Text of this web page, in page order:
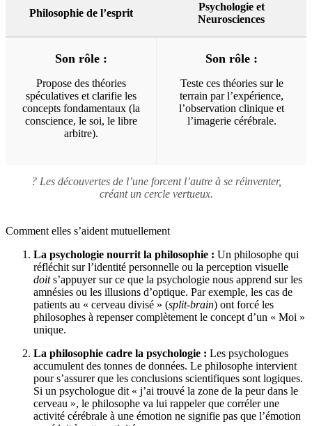
Philosophie de l’esprit
Psychologie et
Neurosciences
Son rôle :
Propose des théories
spéculatives et clarifie les
concepts fondamentaux (la
conscience, le soi, le libre
arbitre).
Son rôle :
Teste ces théories sur le
terrain par l’expérience,
l’observation clinique et
l’imagerie cérébrale.
? Les découvertes de l’une forcent l’autre à se réinventer,
créant un cercle vertueux.
Comment elles s’aident mutuellement
La psychologie nourrit la philosophie : Un philosophe qui
réfléchit sur l’identité personnelle ou la perception visuelle
doits’appuyer sur ce que la psychologie nous apprend sur les
amnésies ou les illusions d’optique. Par exemple, les cas de
patients au « cerveau divisé » (split-brain) ont forcé les
philosophes à repenser complètement le concept d’un « Moi »
unique.
La philosophie cadre la psychologie : Les psychologues
accumulent des tonnes de données. Le philosophe intervient
pour s’assurer que les conclusions scientifiques sont logiques.
Si un psychologue dit « j’ai trouvé la zone de la peur dans le
cerveau », le philosophe va lui rappeler que corréler une
activité cérébrale à une émotion ne signifie pas que l’émotion